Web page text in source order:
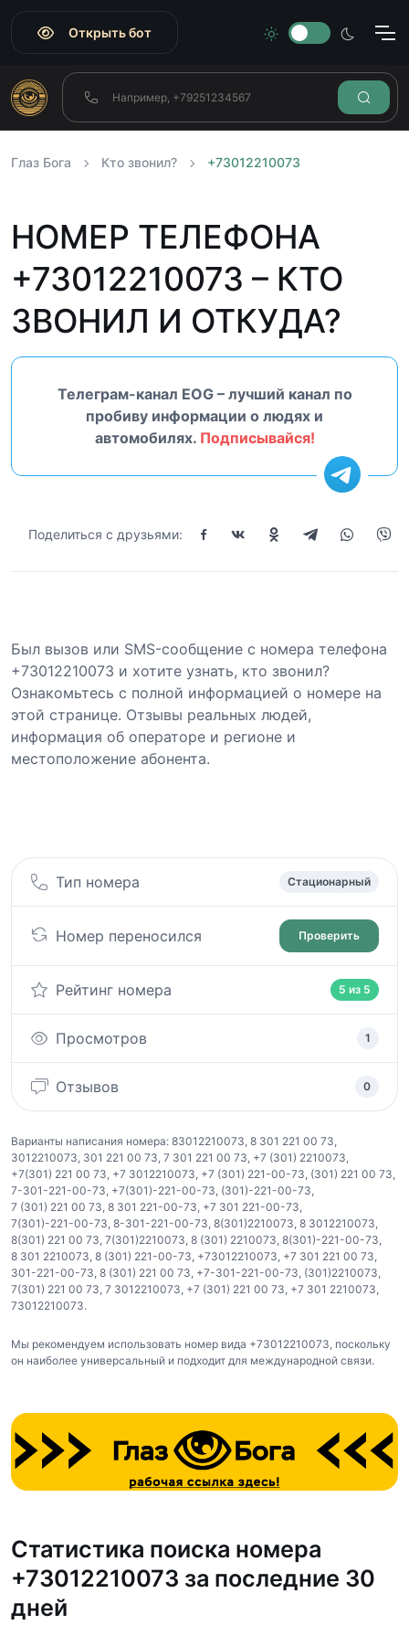
Открыть бот
Глаз Бога Кто звонил? +73012210073
НОМЕР ТЕЛЕФОНА
+73012210073 – КТО
ЗВОНИЛ И ОТКУДА?
Телеграм-канал EOG – лучший канал по
пробиву информации о людях и
автомобилях. Подписывайся!
Поделиться с друзьями:
Был вызов или SMS-сообщение с номера телефона
+73012210073 и хотите узнать, кто звонил?
Ознакомьтесь с полной информацией о номере на
этой странице. Отзывы реальных людей,
информация об операторе и регионе и
местоположение абонента.
Тип номера Стационарный
Номер переносился Проверить
Рейтинг номера 5 из 5
Просмотров 1
Отзывов 0
Варианты написания номера: 83012210073, 8 301 221 00 73,
3012210073, 301 221 00 73, 7 301 221 00 73, +7 (301) 2210073,
+7(301) 221 00 73, +7 3012210073, +7 (301) 221-00-73, (301) 221 00 73,
7-301-221-00-73, +7(301)-221-00-73, (301)-221-00-73,
7 (301) 221 00 73, 8 301 221-00-73, +7 301 221-00-73,
7(301)-221-00-73, 8-301-221-00-73, 8(301)2210073, 8 3012210073,
8(301) 221 00 73, 7(301)2210073, 8 (301) 2210073, 8(301)-221-00-73,
8 301 2210073, 8 (301) 221-00-73, +73012210073, +7 301 221 00 73,
301-221-00-73, 8 (301) 221 00 73, +7-301-221-00-73, (301)2210073,
7(301) 221 00 73, 7 3012210073, +7 (301) 221 00 73, +7 301 2210073,
73012210073.
Мы рекомендуем использовать номер вида +73012210073, поскольку
он наиболее универсальный и подходит для международной связи.
Статистика поиска номера
+73012210073 за последние 30
дней